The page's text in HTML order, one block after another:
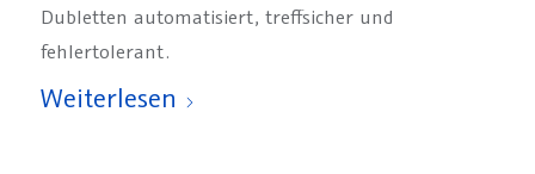
Dubletten automatisiert, treffsicher und
fehlertolerant.
Weiterlesen